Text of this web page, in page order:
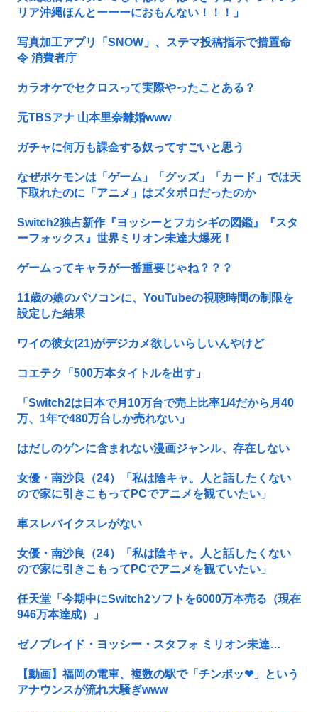
リア沖縄ほんとーーーにおもんない！！！」
写真加工アプリ「SNOW」、ステマ投稿指示で措置命
令 消費者庁
カラオケでセクロスって実際やったことある？
元TBSアナ 山本里奈離婚www
ガチャに何万も課金する奴ってすごいと思う
なぜポケモンは「ゲーム」「グッズ」「カード」では天
下取れたのに「アニメ」はズタボロだったのか
Switch2独占新作『ヨッシーとフカシギの図鑑』『スタ
ーフォックス』世界ミリオン未達大爆死！
ゲームってキャラが一番重要じゃね？？？
11歳の娘のパソコンに、YouTubeの視聴時間の制限を
設定した結果
ワイの彼女(21)がデジカメ欲しいらしいんやけど
コエテク「500万本タイトルを出す」
「Switch2は日本で月10万台で売上比率1/4だから月40
万、1年で480万台しか売れない」
はだしのゲンに含まれない漫画ジャンル、存在しない
女優・南沙良（24）「私は陰キャ。人と話したくない
ので家に引きこもってPCでアニメを観ていたい」
車スレバイクスレがない
女優・南沙良（24）「私は陰キャ。人と話したくない
ので家に引きこもってPCでアニメを観ていたい」
任天堂「今期中にSwitch2ソフトを6000万本売る（現在
946万本達成）」
ゼノブレイド・ヨッシー・スタフォ ミリオン未達…
【動画】福岡の電車、複数の駅で「チンポッ❤」という
アナウンスが流れ大騒ぎwww